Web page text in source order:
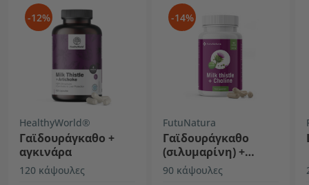
-12%
HealthyWorld®
Γαϊδουράγκαθο +
αγκινάρα
120 κάψουλες
-14%
FutuNatura
Γαϊδουράγκαθο
(σιλυμαρίνη) +
χολίνη
90 κάψουλες